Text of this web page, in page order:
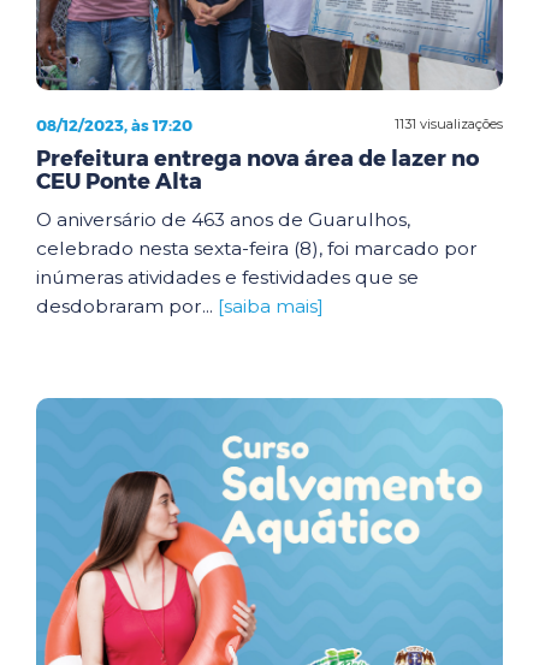
1131 visualizações
08/12/2023, às 17:20
Prefeitura entrega nova área de lazer no
CEU Ponte Alta
O aniversário de 463 anos de Guarulhos,
celebrado nesta sexta-feira (8), foi marcado por
inúmeras atividades e festividades que se
desdobraram por... [saiba mais]